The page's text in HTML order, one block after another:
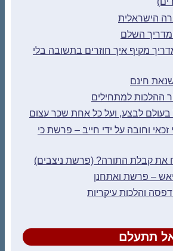
הישראלית
השלם
מקיף איך חוזרים בתשובה בלי
חינם
ההלכות למתחילים
זכאי וחובה על ידי חייב – פרשת כי
את קבלת התורה? (פרשת ניצבים)
– פרשת ואתחנן
והלכות עיקריות
תתעלם